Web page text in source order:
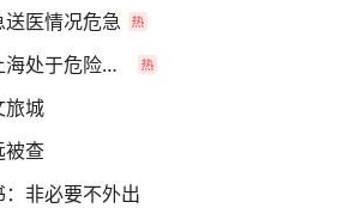
医情况危急
台风白海豚闭眼浙江上海处于危险半圆
旅城
被查
非必要不外出